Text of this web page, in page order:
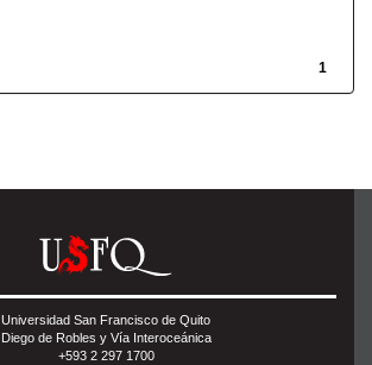
1
Universidad San Francisco de Quito
Diego de Robles y Vía Interoceánica
+593 2 297 1700